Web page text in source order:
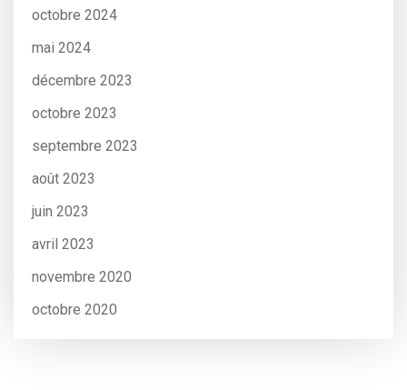
octobre 2024
mai 2024
décembre 2023
octobre 2023
septembre 2023
août 2023
juin 2023
avril 2023
novembre 2020
octobre 2020